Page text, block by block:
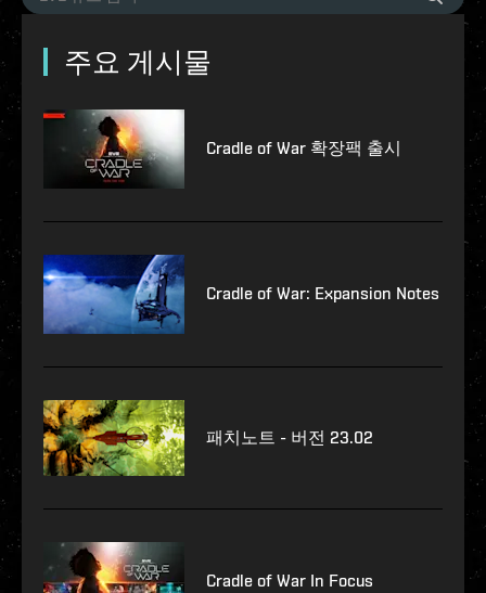
주요 게시물
Cradle of War 확장팩 출시
Cradle of War: Expansion Notes
패치노트 - 버전 23.02
Cradle of War In Focus